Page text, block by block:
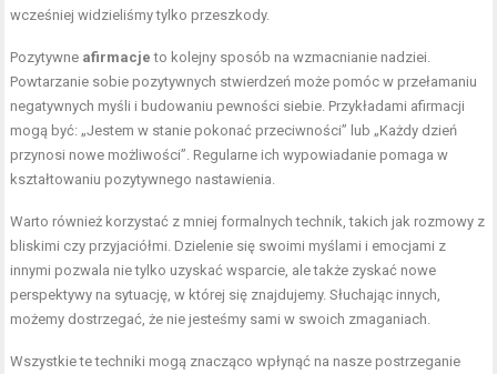
wcześniej widzieliśmy tylko przeszkody.
Pozytywne afirmacje to kolejny sposób na wzmacnianie nadziei.
Powtarzanie sobie pozytywnych stwierdzeń może pomóc w przełamaniu
negatywnych myśli i budowaniu pewności siebie. Przykładami afirmacji
mogą być: „Jestem w stanie pokonać przeciwności” lub „Każdy dzień
przynosi nowe możliwości”. Regularne ich wypowiadanie pomaga w
kształtowaniu pozytywnego nastawienia.
Warto również korzystać z mniej formalnych technik, takich jak rozmowy z
bliskimi czy przyjaciółmi. Dzielenie się swoimi myślami i emocjami z
innymi pozwala nie tylko uzyskać wsparcie, ale także zyskać nowe
perspektywy na sytuację, w której się znajdujemy. Słuchając innych,
możemy dostrzegać, że nie jesteśmy sami w swoich zmaganiach.
Wszystkie te techniki mogą znacząco wpłynąć na nasze postrzeganie